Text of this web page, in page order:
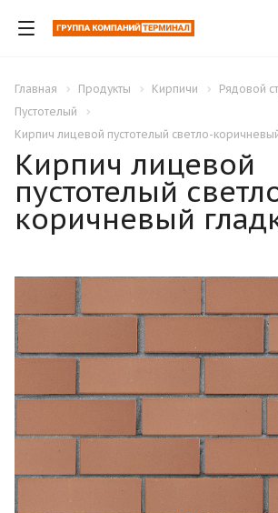
Главная Продукты Кирпичи
Рядовой
Пустотелый
Кирпич лицевой пустотелый светло-
Кирпич лицевой
пустотелый
коричневый